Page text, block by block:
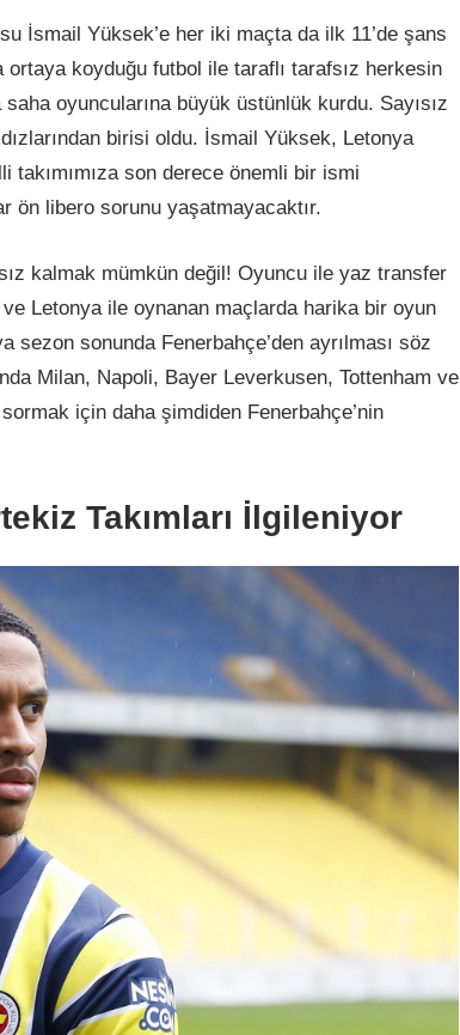
İsmail Yüksek’e her iki maçta da ilk 11’de şans
koyduğu futbol ile taraflı tarafsız herkesin
oyuncularına büyük üstünlük kurdu. Sayısız
birisi oldu. İsmail Yüksek, Letonya
son derece önemli bir ismi
ön libero sorunu yaşatmayacaktır.
kalmak mümkün değil! Oyuncu ile yaz transfer
Letonya ile oynanan maçlarda harika bir oyun
sonunda Fenerbahçe’den ayrılması söz
Milan, Napoli, Bayer Leverkusen, Tottenham ve
için daha şimdiden Fenerbahçe’nin
Takımları İlgileniyor